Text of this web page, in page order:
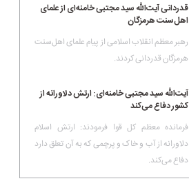
قدردانی آیت‌الله سید مجتبی خامنه‌ای از علمای
اهل‌سنت هرمزگان
رهبر معظم انقلاب اسلامی از پیام علمای اهل‌سنت
هرمزگان قدردانی کردند.
آیت‌الله سید مجتبی خامنه‌ای: ارتش دلاورانه از
کشور دفاع می‌کند
فرمانده معظم کل قوا فرمودند: ارتش اسلام
دلاورانه از آب و خاک و پرچمی که به آن تعلق دارد
دفاع می‌کند.